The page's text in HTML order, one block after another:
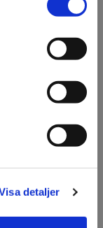
detaljer
garanti.